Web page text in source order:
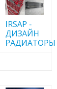
IRSAP -
ДИЗАЙН
РАДИАТОРЫ